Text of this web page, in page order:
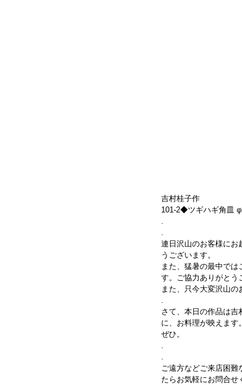
吉村桂子作
101-2◆ツギハギ角皿
.
.
連日沢山のお客様にお
うございます。
また、猛暑の最中で
す。ご協力ありがとう
また、只今大変沢山の
.
さて、本日の作品は
に、お料理が映えます
ぜひ。
.
.
ご遠方などご来店困難
たらお気軽にお問合せ